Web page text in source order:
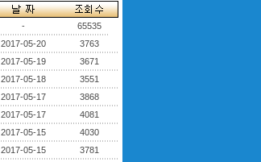
-
65535
2017-05-20
3763
2017-05-19
3671
2017-05-18
3551
2017-05-17
3868
2017-05-17
4081
2017-05-15
4030
2017-05-15
3781